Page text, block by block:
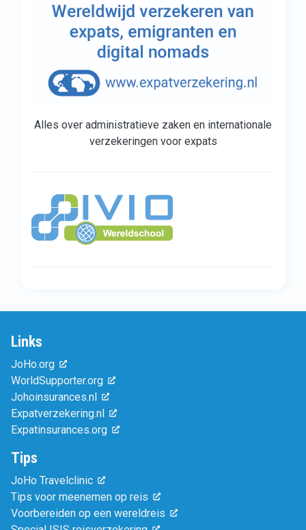
Alles over administratieve zaken en internationale
verzekeringen voor expats
Links
JoHo.org
WorldSupporter.org
Johoinsurances.nl
Expatverzekering.nl
Expatinsurances.org
Tips
JoHo Travelclinic
Tips voor meenemen op reis
Voorbereiden op een wereldreis